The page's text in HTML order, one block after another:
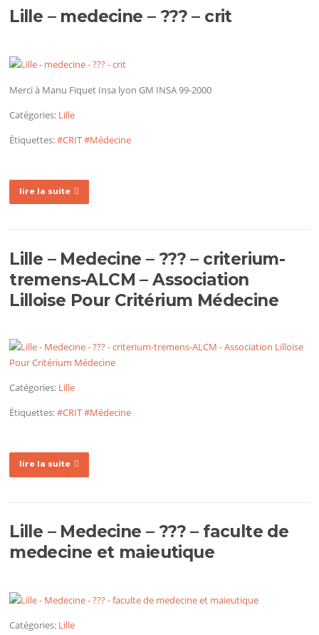
Lille – medecine – ??? – crit
Merci à Manu Fiquet Insa lyon GM INSA 99-2000
Catégories: Lille
Étiquettes:#CRIT#Médecine
lire la suite
Lille – Medecine – ??? – criterium-
tremens-ALCM – Association
Lilloise Pour Critérium Médecine
Catégories: Lille
Étiquettes:#CRIT#Médecine
lire la suite
Lille – Medecine – ??? – faculte de
medecine et maieutique
Catégories: Lille